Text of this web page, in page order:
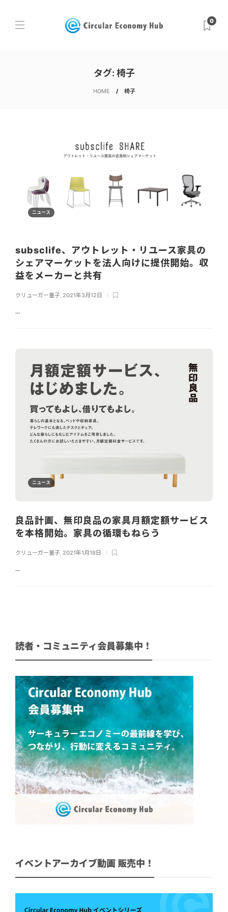
0
タグ: 椅子
HOME 椅子
ニュース
subsclife、アウトレット・リユース家具の
シェアマーケットを法人向けに提供開始。収
益をメーカーと共有
クリューガー量子 2021年3月12日
...
ニュース
良品計画、無印良品の家具月額定額サービス
を本格開始。家具の循環もねらう
クリューガー量子, 2021年1月18日
...
読者・コミュニティ会員募集中！
イベントアーカイブ動画 販売中！